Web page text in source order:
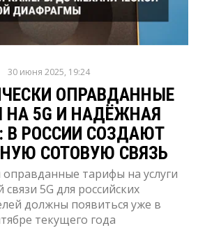
30 июня 2025, 19:24
ОПРАВДАННЫЕ
5G И НАДЁЖНАЯ
В РОССИИ СОЗДАЮТ
СОТОВУЮ СВЯЗЬ
тарифы на услуги
связи 5G для российских
должны появиться уже в
текущего года